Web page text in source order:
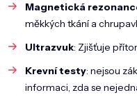
Magnetická
měkkých tkání a
Ultrazvuk: Zjišťuje
Krevní testy: nejsou
informaci, zda se